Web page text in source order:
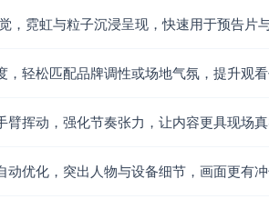
，霓虹与粒子沉浸呈现，快速用于预告片
，轻松匹配品牌调性或场地气氛，提升观
臂挥动，强化节奏张力，让内容更具现场
动优化，突出人物与设备细节，画面更有